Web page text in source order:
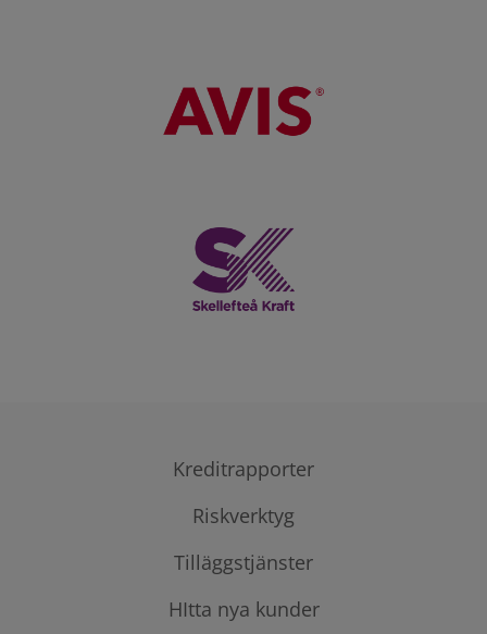
Kreditrapporter
Företagsupplysning
Personupplysning
Riskverktyg
Bevakning
Kreditmall
Tilläggstjänster
Fordonsregister
HItta nya kunder